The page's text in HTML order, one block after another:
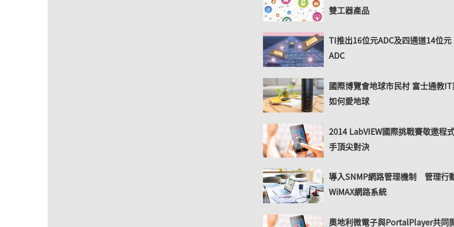
雙工器產品
TI推出16位元ADC及四通道14位元
ADC
國際博覽會地球市民村 富士通教
如何愛地球
2014 LabVIEW國際挑戰賽敬邀程
手頂尖對決
導入SNMP網路管理機制 管理行
WiMAX網路系統
奧地利微電子與PortalPlayer共同